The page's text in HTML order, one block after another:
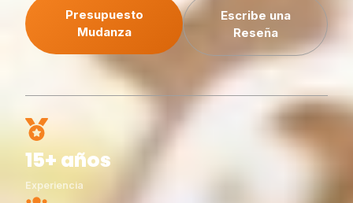
Presupuesto
Mudanza
Escribe una
Reseña
15+ años
Experiencia